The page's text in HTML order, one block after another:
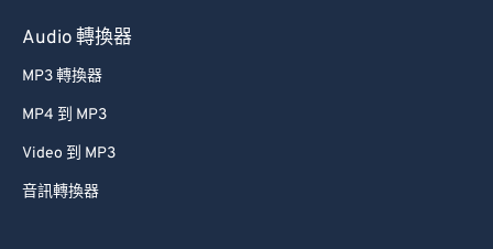
Audio 轉換器
MP3 轉換器
MP4 到 MP3
Video 到 MP3
音訊轉換器